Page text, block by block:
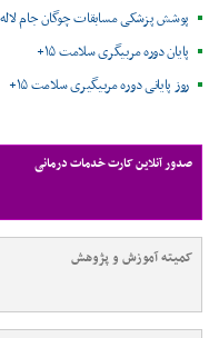
پوشش پزشکی مسابقات چوگان جام لاله
پایان دوره مربیگری سلامت ۱۵+
روز پایانی دوره مربیگیری سلامت ۱۵+
صدور آنلاین کارت خدمات درمانی
کمیته آموزش و پژوهش